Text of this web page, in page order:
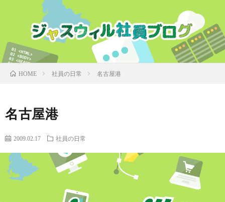
HOME 社員の日常 名古屋港
名古屋港
2009.02.17 社員の日常